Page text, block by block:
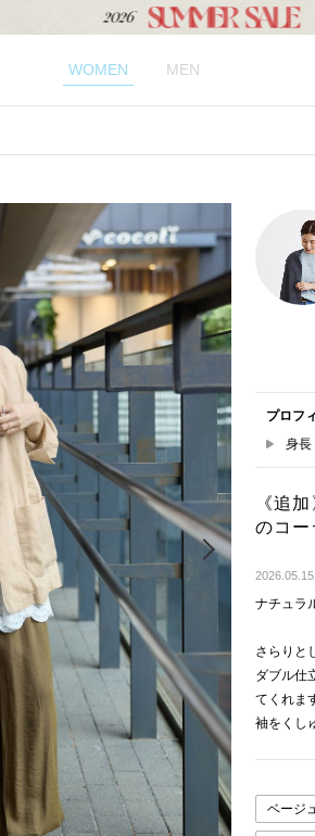
WOMEN MEN
Next
プロフ
身長
《追
のコ
2026.05.15
ナチュラ
さらりと
ダブル仕
てくれま
袖をくし
ベージ